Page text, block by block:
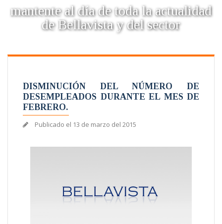
mantente al día de toda la actualidad
de Bellavista y del sector
DISMINUCIÓN DEL NÚMERO DE
DESEMPLEADOS DURANTE EL MES DE
FEBRERO.
Publicado el 13 de marzo del 2015